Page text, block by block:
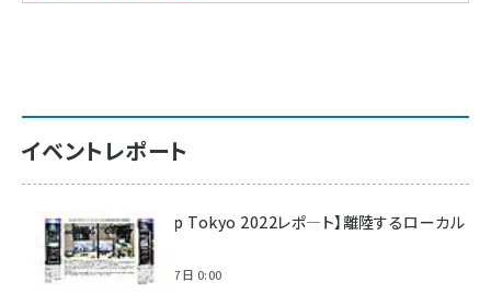
イベントレポート
【Interop Tokyo 2022レポ—ト】離陸するローカル
5G！
2022年7月7日 0:00